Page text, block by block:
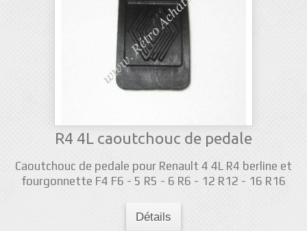
R4 4L caoutchouc de pedale
Caoutchouc de pedale pour Renault 4 4L R4 berline et
fourgonnette F4 F6 - 5 R5 - 6 R6 - 12 R12 - 16 R16
Détails